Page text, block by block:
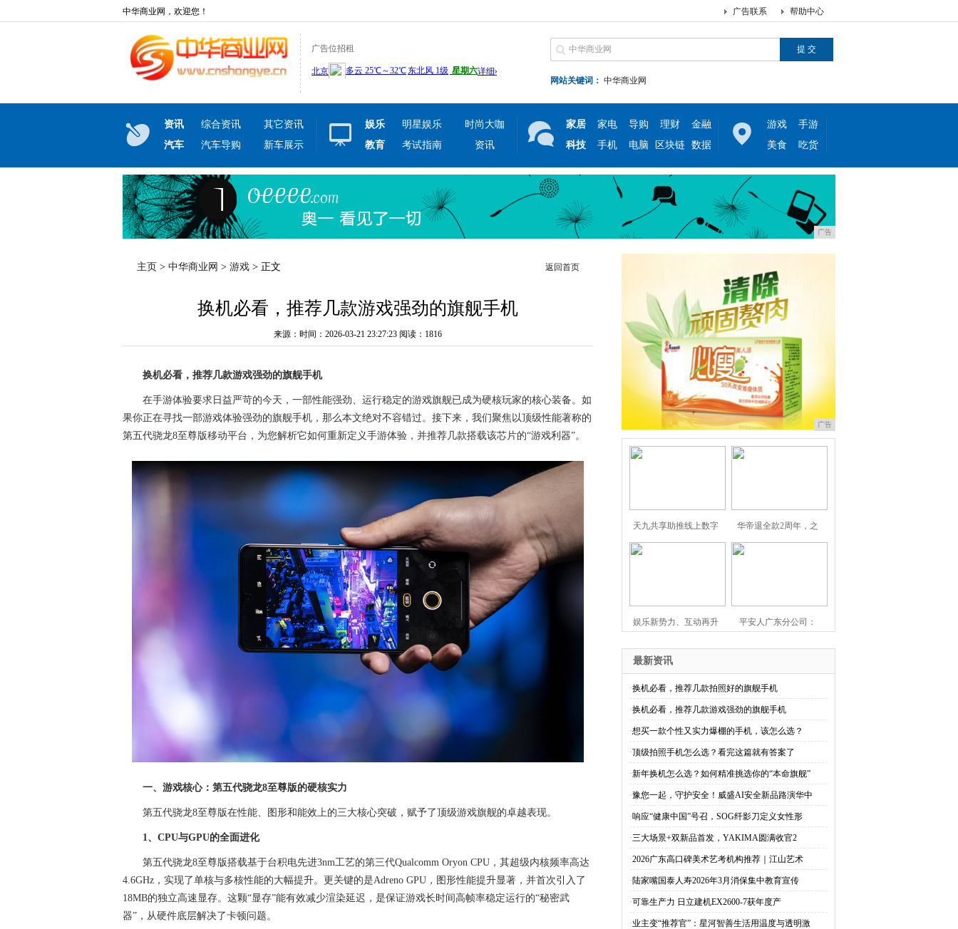
中华商业网，欢迎您！ 帮助中心
广告联系
广告位招租
网站关键词： 中华商业网
资讯 综合资讯
其它资讯
汽车
汽车导购 新车展示
娱乐 明星娱乐
时尚大咖
教育
考试指南 资讯
家居 家电 导购 理财
金融
科技
手机 电脑 区块链 数据
游戏
手游
美食
吃货
广告
主页 > 中华商业网 > 游戏 > 正文 返回首页
换机必看，推荐几款游戏强劲的旗舰手机
来源：时间：2026-03-21 23:27:23 阅读：1816
换机必看，推荐几款游戏强劲的旗舰手机
在手游体验要求日益严苛的今天，一部性能强劲、运行稳定的游戏旗舰已成为硬核玩家的核心装备。如
果你正在寻找一部游戏体验强劲的旗舰手机，那么本文绝对不容错过。接下来，我们聚焦以顶级性能著称的
第五代骁龙8至尊版移动平台，为您解析它如何重新定义手游体验，并推荐几款搭载该芯片的“游戏利器”。
一、游戏核心：第五代骁龙8至尊版的硬核实力
第五代骁龙8至尊版在性能、图形和能效上的三大核心突破，赋予了顶级游戏旗舰的卓越表现。
1、CPU与GPU的全面进化
第五代骁龙8至尊版搭载基于台积电先进3nm工艺的第三代Qualcomm Oryon CPU，其超级内核频率高达
4.6GHz，实现了单核与多核性能的大幅提升。更关键的是Adreno GPU，图形性能提升显著，并首次引入了
18MB的独立高速显存。这颗“显存”能有效减少渲染延迟，是保证游戏长时间高帧率稳定运行的“秘密武
器”，从硬件底层解决了卡顿问题。
广告
天九共享助推线上数字 华帝退全款2周年，之
娱乐新势力、互动再升 平安人广东分公司：
最新资讯
·换机必看，推荐几款拍照好的旗舰手机
·换机必看，推荐几款游戏强劲的旗舰手机
·想买一款个性又实力爆棚的手机，该怎么选？
·顶级拍照手机怎么选？看完这篇就有答案了
·新年换机怎么选？如何精准挑选你的“本命旗舰”
·豫您一起，守护安全！威盛AI安全新品路演华中
·响应“健康中国”号召，SOG纤影刀定义女性形
·三大场景+双新品首发，YAKIMA圆满收官2
·2026广东高口碑美术艺考机构推荐｜江山艺术
·陆家嘴国泰人寿2026年3月消保集中教育宣传
·可靠生产力 日立建机EX2600-7获年度产
·业主变“推荐官”：星河智善生活用温度与透明激